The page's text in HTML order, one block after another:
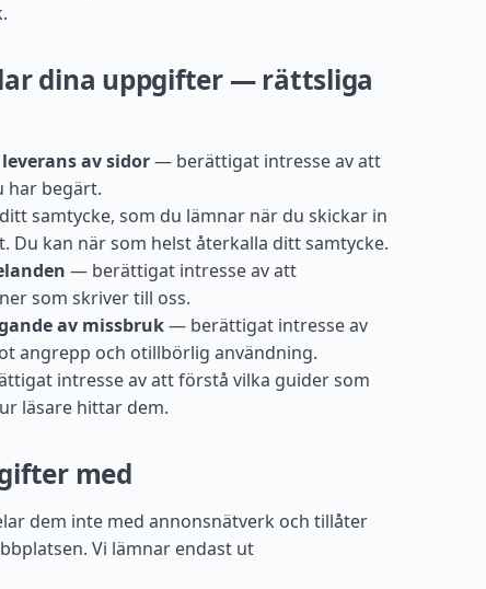
dina uppgifter — rättsliga
av sidor— berättigat intresse av att
har begärt.
samtycke, som du lämnar när du skickar in
kan när som helst återkalla ditt samtycke.
— berättigat intresse av att
som skriver till oss.
av missbruk— berättigat intresse av
angrepp och otillbörlig användning.
intresse av att förstå vilka guider som
läsare hittar dem.
med
dem inte med annonsnätverk och tillåter
Vi lämnar endast ut